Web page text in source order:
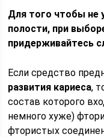
Для того чтобы не
полости, при
придерживайтесь
Если средство
развития кариеса,
состав которого
немного хуже)
фтористых